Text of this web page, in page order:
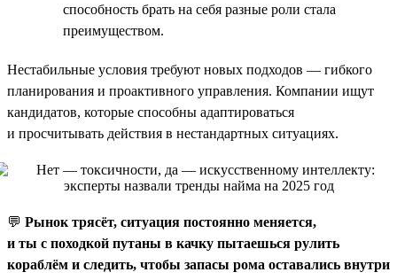
способность брать на себя разные роли стала
преимуществом.
Нестабильные условия требуют новых подходов — гибкого
планирования и проактивного управления. Компании ищут
кандидатов, которые способны адаптироваться
и просчитывать действия в нестандартных ситуациях.
💬 Рынок трясёт, ситуация постоянно меняется,
и ты с походкой путаны в качку пытаешься рулить
кораблём и следить, чтобы запасы рома оставались внутри